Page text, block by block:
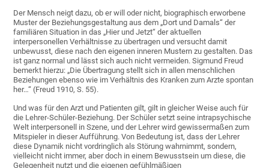
Der Mensch neigt dazu, ob er will oder nicht, biographisch erworbene
Muster der Beziehungsgestaltung aus dem „Dort und Damals“ der
familiären Situation in das „Hier und Jetzt“ der aktuellen
interpersonellen Verhältnisse zu übertragen und versucht damit
unbewusst, diese nach den eigenen inneren Mustern zu gestalten. Das
ist ganz normal und lässt sich auch nicht vermeiden. Sigmund Freud
bemerkt hierzu: „Die Übertragung stellt sich in allen menschlichen
Beziehungen ebenso wie im Verhältnis des Kranken zum Arzte spontan
her…“ (Freud 1910, S. 55).
Und was für den Arzt und Patienten gilt, gilt in gleicher Weise auch für
die Lehrer-Schüler-Beziehung. Der Schüler setzt seine intrapsychische
Welt interpersonell in Szene, und der Lehrer wird gewissermaßen zum
Mitspieler in dieser Aufführung. Von Bedeutung ist, dass der Lehrer
diese Dynamik nicht vordringlich als Störung wahrnimmt, sondern,
vielleicht nicht immer, aber doch in einem Bewusstsein um diese, die
Gelegenheit nutzt und die eigenen gefühlmäßigen